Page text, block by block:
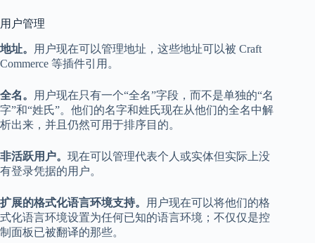
用户管理
地址。
用户现在可以管理地址，这些地址可以被 Craft
Commerce 等插件引用。
全名。
用户现在只有一个“全名”字段，而不是单独的“名
字”和“姓氏”。他们的名字和姓氏现在从他们的全名中解
析出来，并且仍然可用于排序目的。
非活跃用户。 现在可以管理代表个人或实体但实际上没
有登录凭据的用户。
扩展的格式化语言环境支持。
用户现在可以将他们的格
式化语言环境设置为任何已知的语言环境；不仅仅是控
制面板已被翻译的那些。